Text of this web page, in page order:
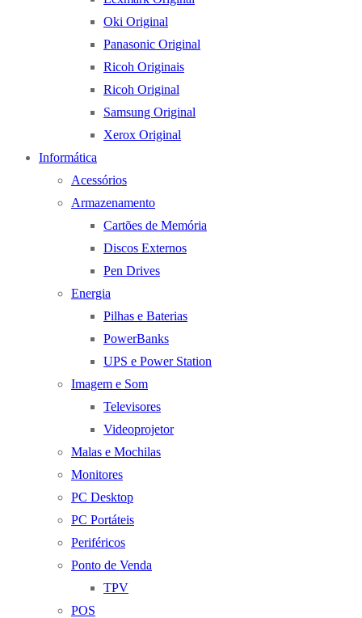
Oki Original
Panasonic Original
Ricoh Originais
Ricoh Original
Samsung Original
Xerox Original
Informática
Acessórios
Armazenamento
Cartões de Memória
Discos Externos
Pen Drives
Energia
Pilhas e Baterias
PowerBanks
UPS e Power Station
Imagem e Som
Televisores
Videoprojetor
Malas e Mochilas
Monitores
PC Desktop
PC Portáteis
Periféricos
Ponto de Venda
TPV
POS